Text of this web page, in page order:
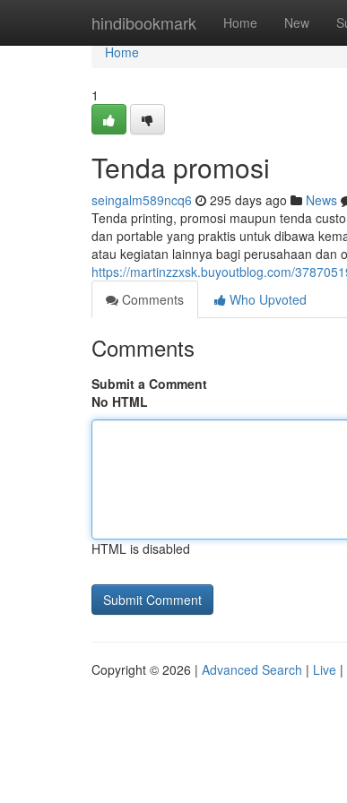
hindibookmark Home New
Home
Home
1
Tenda promosi
seingalm589ncq6 295 days ago News
Tenda printing, promosi maupun tenda
dan portable yang praktis untuk dibawa
atau kegiatan lainnya bagi perusahaan dan
https://martinzzxsk.buyoutblog.com/
Comments
Who Upvoted
Comments
Submit a Comment
No HTML
HTML is disabled
Copyright © 2026 | Advanced Search | Live |